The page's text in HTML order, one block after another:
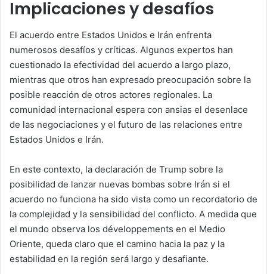
Implicaciones y desafíos
El acuerdo entre Estados Unidos e Irán enfrenta
numerosos desafíos y críticas. Algunos expertos han
cuestionado la efectividad del acuerdo a largo plazo,
mientras que otros han expresado preocupación sobre la
posible reacción de otros actores regionales. La
comunidad internacional espera con ansias el desenlace
de las negociaciones y el futuro de las relaciones entre
Estados Unidos e Irán.
En este contexto, la declaración de Trump sobre la
posibilidad de lanzar nuevas bombas sobre Irán si el
acuerdo no funciona ha sido vista como un recordatorio de
la complejidad y la sensibilidad del conflicto. A medida que
el mundo observa los développements en el Medio
Oriente, queda claro que el camino hacia la paz y la
estabilidad en la región será largo y desafiante.